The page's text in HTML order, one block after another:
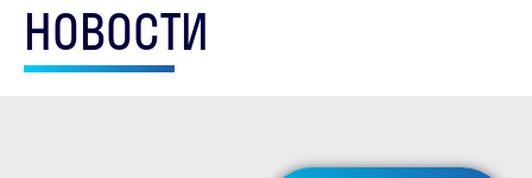
НОВОСТИ